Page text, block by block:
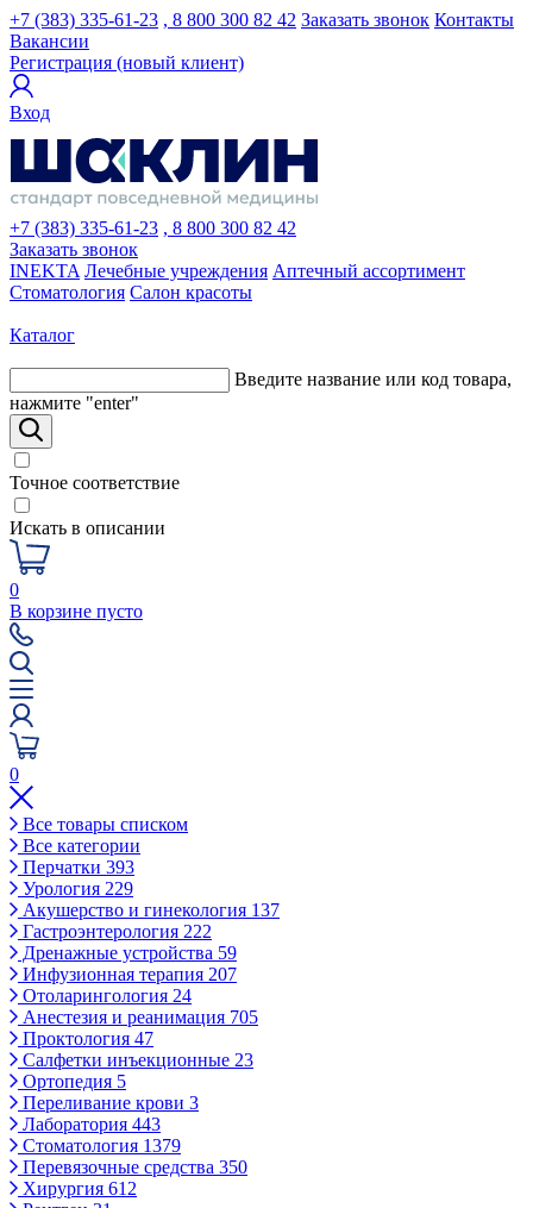
+7 (383) 335-61-23 , 8 800 300 82 42 Заказать звонок Контакты
Вакансии
Регистрация (новый клиент)
Вход
+7 (383) 335-61-23 , 8 800 300 82 42
Заказать звонок
INEKTA Лечебные учреждения Аптечный ассортимент
Стоматология Салон красоты
Каталог
Введите название или код товара,
нажмите "enter"
Точное соответствие
Искать в описании
0
В корзине пусто
0
Все товары списком
Все категории
Перчатки 393
Урология 229
Акушерство и гинекология 137
Гастроэнтерология 222
Дренажные устройства 59
Инфузионная терапия 207
Отоларингология 24
Анестезия и реанимация 705
Проктология 47
Салфетки инъекционные 23
Ортопедия 5
Переливание крови 3
Лаборатория 443
Стоматология 1379
Перевязочные средства 350
Хирургия 612